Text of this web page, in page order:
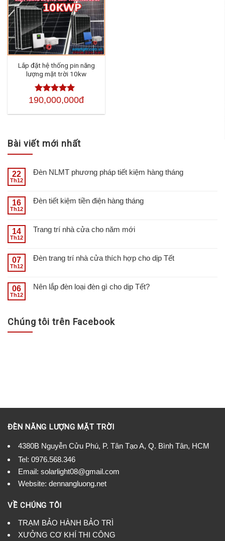
Lắp đặt hệ thống pin năng
lượng mặt trời 10kw
Được xếp
sao
190,000,000đ
Bài viết mới nhất
22
Th12
Đèn NLMT phương pháp tiết kiệm hàng tháng
16
Th12
Đèn tiết kiệm tiền điện hàng tháng
14
Th12
Trang trí nhà cửa cho năm mới
07
Th12
Đèn trang trí nhà cửa thích hợp cho dịp Tết
06
Th12
Nên lắp đèn loại đèn gì cho dịp Tết?
Chúng tôi trên Facebook
ĐÈN NĂNG LƯỢNG MẶT TRỜI
4380B Nguyễn Cửu Phú, P. Tân Tạo A, Q. Bình Tân, HCM
Tel: 0976.568.346
Email: solarlight08@gmail.com
Website: dennangluong.net
VỀ CHÚNG TÔI
TRẠM BẢO HÀNH BẢO TRÌ
XƯỞNG CƠ KHÍ THI CÔNG